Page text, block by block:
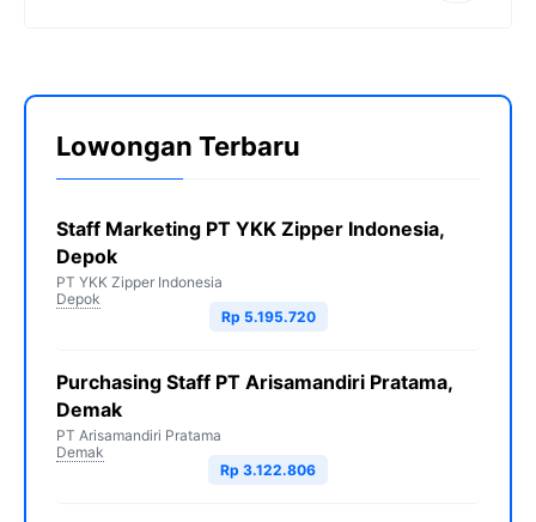
Lowongan Terbaru
Staff Marketing PT YKK Zipper Indonesia,
Depok
PT YKK Zipper Indonesia
Depok
Rp 5.195.720
Purchasing Staff PT Arisamandiri Pratama,
Demak
PT Arisamandiri Pratama
Demak
Rp 3.122.806